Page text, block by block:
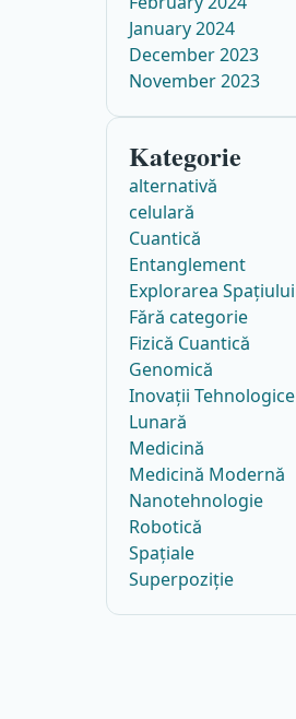
January 2024
December 2023
November 2023
Kategorie
alternativă
celulară
Cuantică
Entanglement
Explorarea Spațiului
Fără categorie
Fizică Cuantică
Genomică
Inovații Tehnologice
Lunară
Medicină
Medicină Modernă
Nanotehnologie
Robotică
Spațiale
Superpoziție